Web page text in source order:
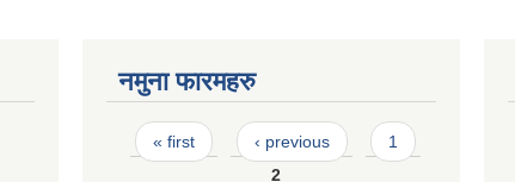
नमुना फारमहरु
Pages
« first ‹ previous
1
2